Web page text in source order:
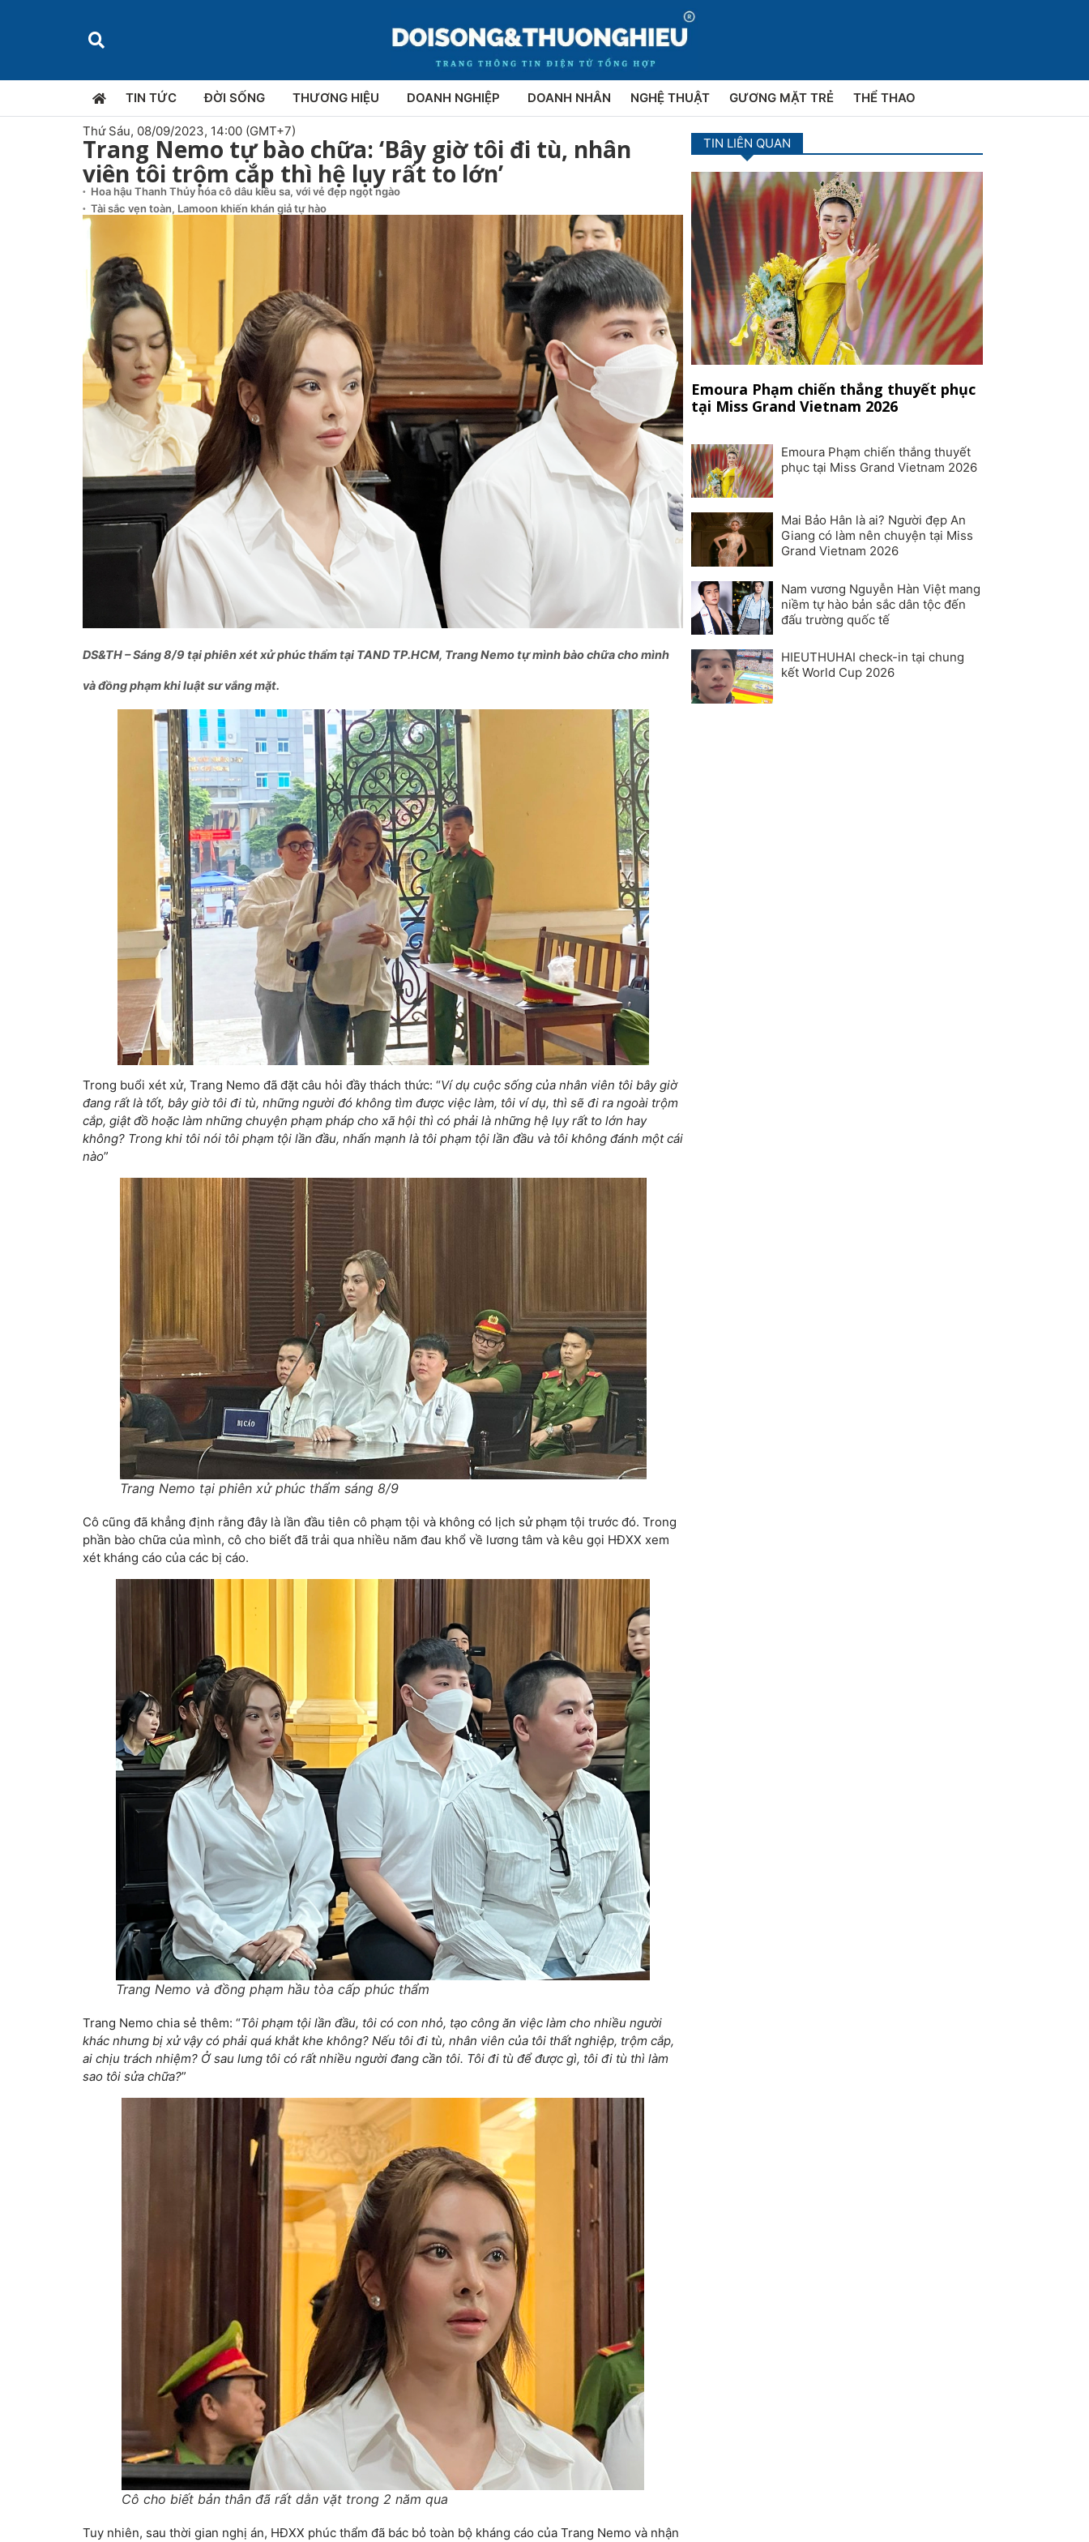
TIN TỨC ĐỜI SỐNG THƯƠNG HIỆU DOANH NGHIỆP DOANH NHÂN NGHỆ THUẬT GƯƠNG MẶT TRẺ THỂ THAO
Thứ Sáu, 08/09/2023, 14:00 (GMT+7)
Trang Nemo tự bào chữa: ‘Bây giờ tôi đi tù, nhân
viên tôi trộm cắp thì hệ lụy rất to lớn’
Hoa hậu Thanh Thủy hóa cô dâu kiêu sa, với vẻ đẹp ngọt ngào
Tài sắc vẹn toàn, Lamoon khiến khán giả tự hào
DS&TH – Sáng 8/9 tại phiên xét xử phúc thẩm tại TAND TP.HCM, Trang Nemo tự mình bào chữa cho mình
và đồng phạm khi luật sư vắng mặt.
Trong buổi xét xử, Trang Nemo đã đặt câu hỏi đầy thách thức: “Ví dụ cuộc sống của nhân viên tôi bây giờ
đang rất là tốt, bây giờ tôi đi tù, những người đó không tìm được việc làm, tôi ví dụ, thì sẽ đi ra ngoài trộm
cắp, giật đồ hoặc làm những chuyện phạm pháp cho xã hội thì có phải là những hệ lụy rất to lớn hay
không? Trong khi tôi nói tôi phạm tội lần đầu, nhấn mạnh là tôi phạm tội lần đầu và tôi không đánh một cái
nào”
Trang Nemo tại phiên xử phúc thẩm sáng 8/9
Cô cũng đã khẳng định rằng đây là lần đầu tiên cô phạm tội và không có lịch sử phạm tội trước đó. Trong
phần bào chữa của mình, cô cho biết đã trải qua nhiều năm đau khổ về lương tâm và kêu gọi HĐXX xem
xét kháng cáo của các bị cáo.
Trang Nemo và đồng phạm hầu tòa cấp phúc thẩm
Trang Nemo chia sẻ thêm: “Tôi phạm tội lần đầu, tôi có con nhỏ, tạo công ăn việc làm cho nhiều người
khác nhưng bị xử vậy có phải quá khắt khe không? Nếu tôi đi tù, nhân viên của tôi thất nghiệp, trộm cắp,
ai chịu trách nhiệm? Ở sau lưng tôi có rất nhiều người đang cần tôi. Tôi đi tù để được gì, tôi đi tù thì làm
sao tôi sửa chữa?”
Cô cho biết bản thân đã rất dằn vặt trong 2 năm qua
Tuy nhiên, sau thời gian nghị án, HĐXX phúc thẩm đã bác bỏ toàn bộ kháng cáo của Trang Nemo và nhận
TIN LIÊN QUAN
Emoura Phạm chiến thắng thuyết phục
tại Miss Grand Vietnam 2026
Emoura Phạm chiến thắng thuyết
phục tại Miss Grand Vietnam 2026
Mai Bảo Hân là ai? Người đẹp An
Giang có làm nên chuyện tại Miss
Grand Vietnam 2026
Nam vương Nguyễn Hàn Việt mang
niềm tự hào bản sắc dân tộc đến
đấu trường quốc tế
HIEUTHUHAI check-in tại chung
kết World Cup 2026